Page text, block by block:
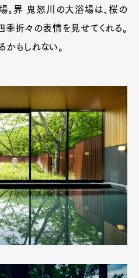
。界 鬼怒川の大浴場は、桜の
折々の表情を見せてくれる。
もしれない。